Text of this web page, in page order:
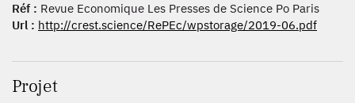
Réf : Revue Economique Les Presses de Science Po Paris
Url : http://crest.science/RePEc/wpstorage/2019-06.pdf
Projet